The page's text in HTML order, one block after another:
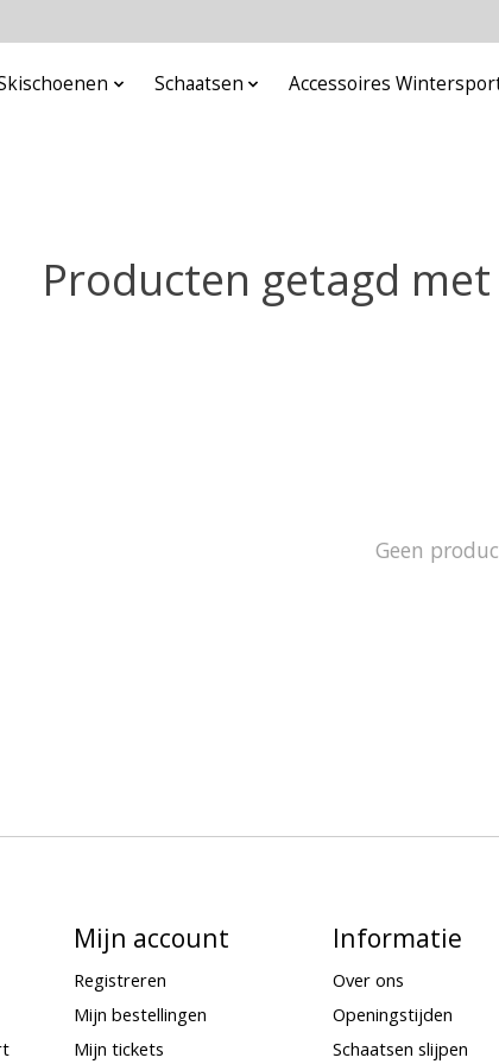
Schaatsen Accessoires
Producten getagd
Geen
Mijn account
Registreren
Mijn bestellingen
Mijn tickets
Informatie
Over ons
Openingstijden
Schaatsen slijpen